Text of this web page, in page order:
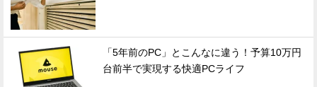
「5年前のPC」とこんなに違う！予算10万円
台前半で実現する快適PCライフ